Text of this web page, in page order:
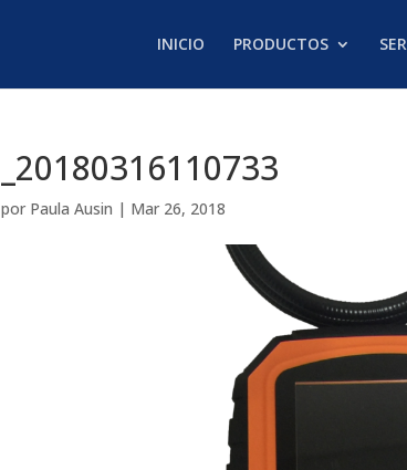
INICIO PRODUCTOS
_20180316110733
por Paula Ausin | Mar 26, 2018